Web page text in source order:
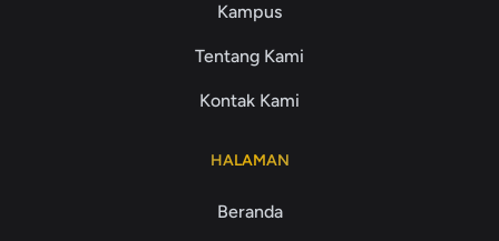
Kampus
Tentang Kami
Kontak Kami
HALAMAN
Beranda